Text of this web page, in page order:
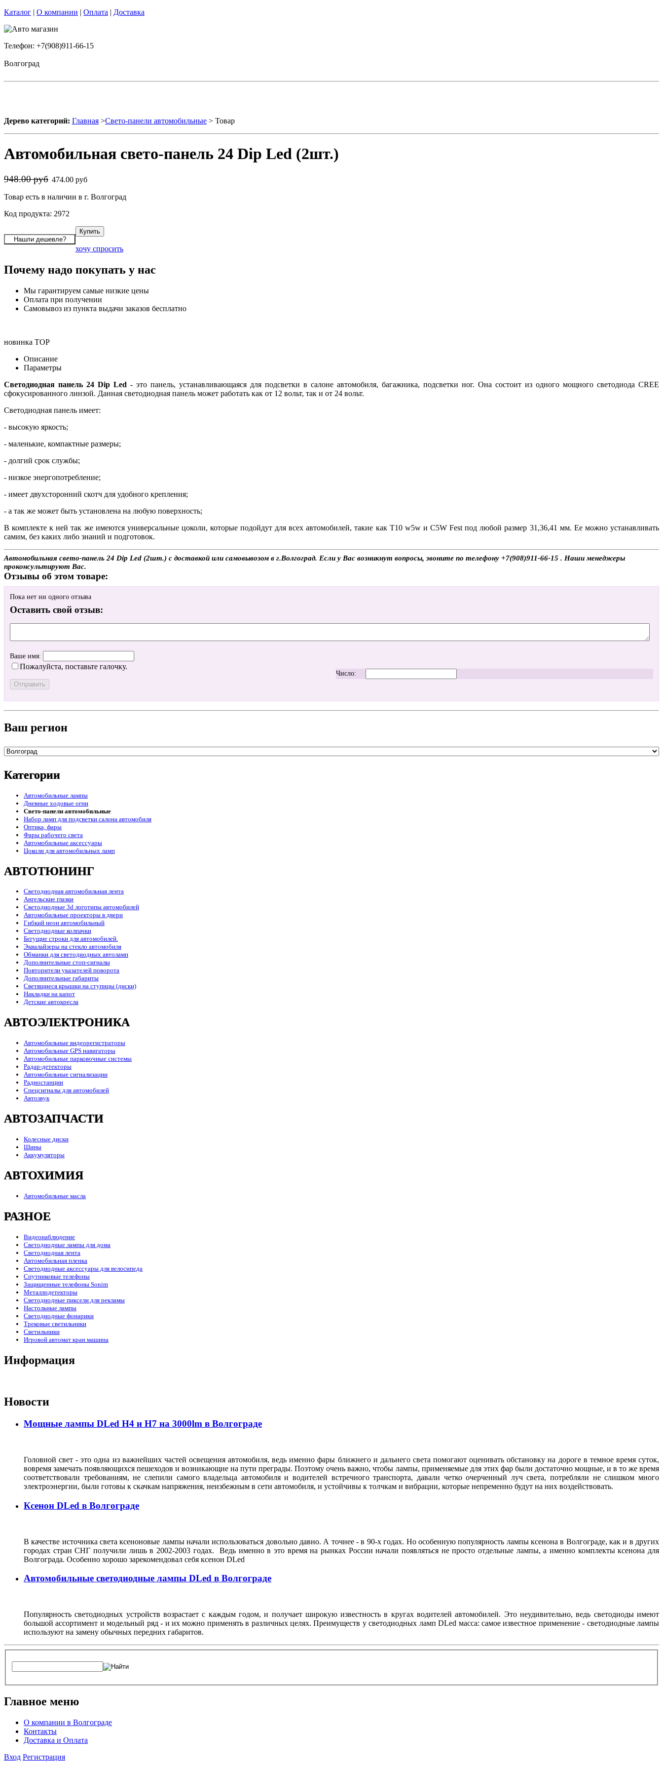
Каталог | О компании | Оплата | Доставка
Телефон: +7(908)911-66-15
Волгоград
Дерево категорий: Главная >Свето-панели автомобильные > Товар
Автомобильная свето-панель 24 Dip Led (2шт.)
948.00 руб 474.00 руб
Товар есть в наличии в г. Волгоград
Код продукта: 2972
хочу спросить
Почему надо покупать у нас
Мы гарантируем самые низкие цены
Оплата при получении
Самовывоз из пункта выдачи заказов бесплатно
новинка TOP
Описание
Параметры
Светодиодная панель 24 Dip Led - это панель, устанавливающаяся для подсветки в салоне автомобиля, багажника, подсветки ног. Она состоит из одного мощного светодиода CREE
сфокусированного линзой. Данная светодиодная панель может работать как от 12 вольт, так и от 24 вольт.
Светодиодная панель имеет:
- высокую яркость;
- маленькие, компактные размеры;
- долгий срок службы;
- низкое энергопотребление;
- имеет двухсторонний скотч для удобного крепления;
- а так же может быть установлена на любую поверхность;
В комплекте к ней так же имеются универсальные цоколи, которые подойдут для всех автомобилей, такие как Т10 w5w и С5W Fest под любой размер 31,36,41 мм. Ее можно устанавливать
самим, без каких либо знаний и подготовок.
Автомобильная свето-панель 24 Dip Led (2шт.) с доставкой или самовывозом в г.Волгоград. Если у Вас возникнут вопросы, звоните по телефону +7(908)911-66-15 . Наши менеджеры
проконсультируют Вас.
Отзывы об этом товаре:
Пока нет ни одного отзыва
Оставить свой отзыв:
Ваше имя:
Пожалуйста, поставьте галочку.
Число:
Ваш регион
Категории
Автомобильные лампы
Дневные ходовые огни
Свето-панели автомобильные
Набор ламп для подсветки салона автомобиля
Оптика, фары
Фары рабочего света
Автомобильные аксессуары
Цоколи для автомобильных ламп
АВТОТЮНИНГ
Светодиодная автомобильная лента
Ангельские глазки
Светодиодные 3d логотипы автомобилей
Автомобильные проекторы в двери
Гибкий неон автомобильный
Светодиодные колпачки
Бегущие строки для автомобилей.
Эквалайзеры на стекло автомобиля
Обманки для светодиодных автоламп
Дополнительные стоп-сигналы
Повторители указателей поворота
Дополнительные габариты
Светящиеся крышки на ступицы (диски)
Накладки на капот
Детские автокресла
АВТОЭЛЕКТРОНИКА
Автомобильные видеорегистраторы
Автомобильные GPS навигаторы
Автомобильные парковочные системы
Радар-детекторы
Автомобильные сигнализации
Радиостанции
Спецсигналы для автомобилей
Автозвук
АВТОЗАПЧАСТИ
Колесные диски
Шины
Аккумуляторы
АВТОХИМИЯ
Автомобильные масла
РАЗНОЕ
Видеонаблюдение
Светодиодные лампы для дома
Светодиодная лента
Автомобильная пленка
Светодиодные аксессуары для велосипеда
Спутниковые телефоны
Защищенные телефоны Sonim
Металлодетекторы
Светодиодные пиксели для рекламы
Настольные лампы
Светодиодные фонарики
Трековые светильники
Светильники
Игровой автомат кран машина
Информация
Новости
Мощные лампы DLed H4 и H7 на 3000lm в Волгограде
Головной свет - это одна из важнейших частей освещения автомобиля, ведь именно фары ближнего и дальнего света помогают оценивать обстановку на дороге в темное время суток,
вовремя замечать появляющихся пешеходов и возникающие на пути преграды. Поэтому очень важно, чтобы лампы, применяемые для этих фар были достаточно мощные, и в то же время
соответствовали требованиям, не слепили самого владельца автомобиля и водителей встречного транспорта, давали четко очерченный луч света, потребляли не слишком много
электроэнергии, были готовы к скачкам напряжения, неизбежным в сети автомобиля, и устойчивы к толчкам и вибрации, которые непременно будут на них воздействовать.
Ксенон DLed в Волгограде
В качестве источника света ксеноновые лампы начали использоваться довольно давно. А точнее - в 90-х годах. Но особенную популярность лампы ксенона в Волгограде, как и в других
городах стран СНГ получили лишь в 2002-2003 годах. Ведь именно в это время на рынках России начали появляться не просто отдельные лампы, а именно комплекты ксенона для
Волгограда. Особенно хорошо зарекомендовал себя ксенон DLed
Автомобильные светодиодные лампы DLed в Волгограде
Популярность светодиодных устройств возрастает с каждым годом, и получает широкую известность в кругах водителей автомобилей. Это неудивительно, ведь светодиоды имеют
большой ассортимент и модельный ряд - и их можно применять в различных целях. Преимуществ у светодиодных ламп DLed масса: самое известное применение - светодиодные лампы
используют на замену обычных передних габаритов.
Главное меню
О компании в Волгограде
Контакты
Доставка и Оплата
Вход Регистрация